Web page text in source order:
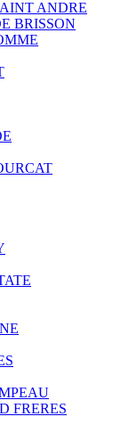
ANDRE
BRISSON
FRERES